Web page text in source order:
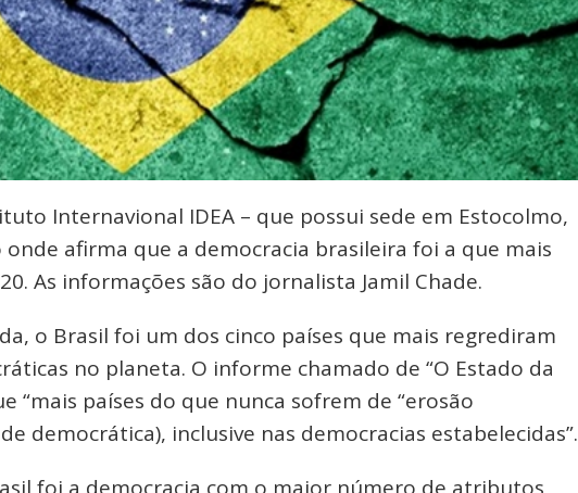
Internavional IDEA – que possui sede em Estocolmo,
afirma que a democracia brasileira foi a que mais
As informações são do jornalista Jamil Chade.
o Brasil foi um dos cinco países que mais regrediram
no planeta. O informe chamado de “O Estado da
“mais países do que nunca sofrem de “erosão
democrática), inclusive nas democracias estabelecidas”.
foi a democracia com o maior número de atributos